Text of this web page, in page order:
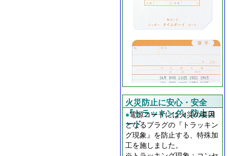
火災防止に安心・安全
『トラッキング』防止コ
ード
●電源コードには火災の要因
となるプラグの『トラッキン
グ現象』を防止する、特殊加
工を施しました。